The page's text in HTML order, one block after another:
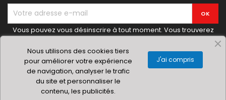
Vous pouvez vous désinscrire à tout moment. Vous trouverez
pour cela nos informations de contact dans les conditions
d'utilisation du site.
© 2019 Materielhoreca.com | Gingenroots SRL
Nous utilisons des cookies tiers
pour améliorer votre expérience
de navigation, analyser le trafic
du site et personnaliser le
contenu, les publicités.
J'ai compris